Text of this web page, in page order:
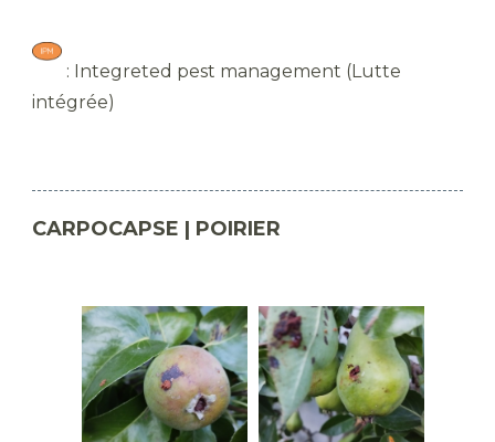
​ : Integreted pest management (Lutte
intégrée)
CARPOCAPSE | POIRIER